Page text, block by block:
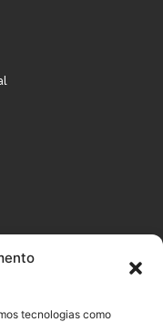
tecnologias como